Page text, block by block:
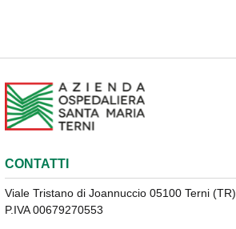
CONTATTI
Viale Tristano di Joannuccio 05100 Terni (TR)
P.IVA 00679270553